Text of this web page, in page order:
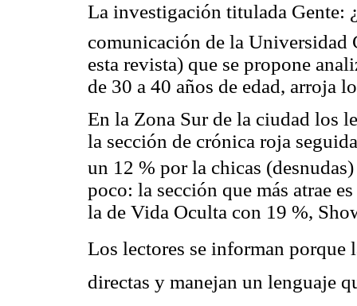
La investigación titulada Gente:
comunicación de la Universidad
esta revista) que se propone
de 30 a 40 años de edad, arroja
En la Zona Sur de la ciudad los
la sección de crónica roja
un 12 % por la chicas
poco: la sección que más atrae
la de Vida Oculta con 19 %,
Los lectores se informan porque
directas y manejan un lenguaje